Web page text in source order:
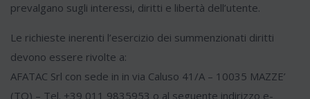
prevalgano sugli interessi, diritti e libertà dell’utente.
Le richieste inerenti l’esercizio dei summenzionati diritti
devono essere rivolte a:
AFATAC Srl con sede in in via Caluso 41/A – 10035 MAZZE’
(TO) – Tel. +39 011 9835953 o al seguente indirizzo e-